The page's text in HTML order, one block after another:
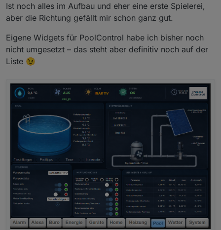
Ist noch alles im Aufbau und eher eine erste Spielerei,
aber die Richtung gefällt mir schon ganz gut.
Eigene Widgets für PoolControl habe ich bisher noch
nicht umgesetzt – das steht aber definitiv noch auf der
Liste 😉